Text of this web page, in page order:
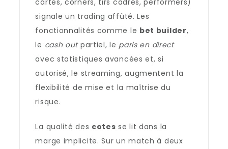
cartes, corners, tirs cadrés, performers)
signale un trading affûté. Les
fonctionnalités comme le bet builder,
le cash outpartiel, le paris en direct
avec statistiques avancées et, si
autorisé, le streaming, augmentent la
flexibilité de mise et la maîtrise du
risque.
La qualité des cotes se lit dans la
marge implicite. Sur un match à deux